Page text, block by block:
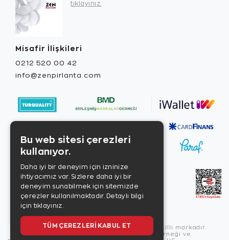
tıklayınız.
Misafir İlişkileri
0212 520 00 42
info@zenpirlanta.com
Copyright © 2026, Zen Diamond tescilli markadır.
Zen Diamond Birleşmiş Markalar Derneği ve
Bu web sitesi çerezleri
kullanıyor.
Daha iyi bir deneyim için izninize
ihtiyacımız var. Sizlere daha iyi bir
deneyim sunabilmek için sitemizde
çerezler kullanılmaktadır. Detaylı bilgi
için tıklayınız.
TÜM ÇEREZLERI KABUL ET